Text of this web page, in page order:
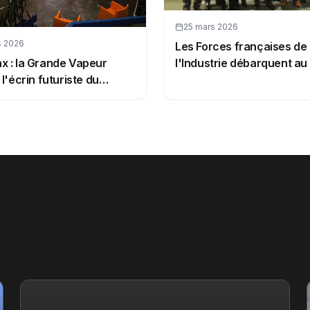
2026
: la Grande Vapeur
l'écrin futuriste du
25 mars 2026
Les Forces françaises de
l'Industrie débarquent au